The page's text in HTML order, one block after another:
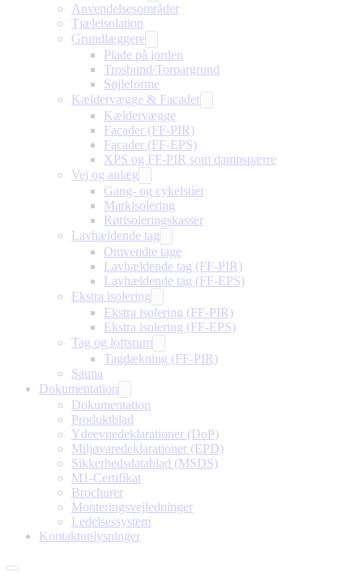
Anvendelsesområder
Tjæleisolation
Grundlæggere
Plade på jorden
Trosbund/Torpargrund
Søjleforme
Kældervægge & Facader
Kældervægge
Facader (FF-PIR)
Facader (FF-EPS)
XPS og FF-PIR som dampspærre
Vej og anlæg
Gang- og cykelstier
Markisolering
Rørisoleringskasser
Lavhældende tag
Omvendte tage
Lavhældende tag (FF-PIR)
Lavhældende tag (FF-EPS)
Ekstra isolering
Ekstra isolering (FF-PIR)
Ekstra isolering (FF-EPS)
Tag og loftsrum
Tagdækning (FF-PIR)
Sauna
Dokumentation
Dokumentation
Produktblad
Ydeevnedeklarationer (DoP)
Miljøvaredeklarationer (EPD)
Sikkerhedsdatablad (MSDS)
M1-Certifikat
Brochurer
Monteringsvejledninger
Ledelsessystem
Kontaktuplysninger